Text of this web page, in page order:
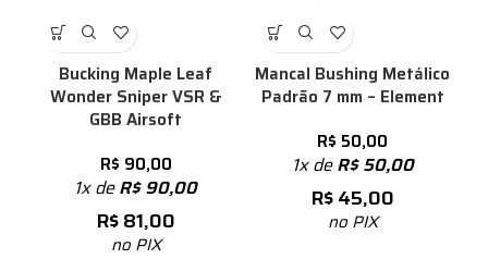
Bucking Maple Leaf
Wonder Sniper VSR &
GBB Airsoft
R$ 90,00
1x deR$90,00
R$81,00
no PIX
Mancal Bushing Metálico
Padrão 7 mm – Element
R$ 50,00
1x deR$50,00
R$45,00
no PIX